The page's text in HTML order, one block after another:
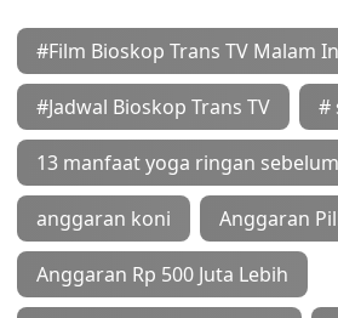
#Film Bioskop Trans TV Malam
#Jadwal Bioskop Trans TV #
13 manfaat yoga ringan
anggaran koni Anggaran
Anggaran Rp 500 Juta Lebih